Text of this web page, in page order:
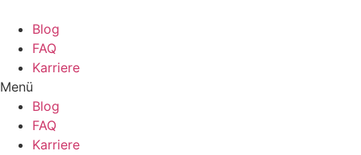
Inhalt
wechseln
Blog
FAQ
Karriere
Menü
Blog
FAQ
Karriere